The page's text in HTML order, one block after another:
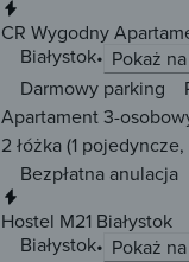
CR Wygodny
Białystok
Pokaż
Darmowy parking
Apartament 3-
2 łóżka(1
Bezpłatna anulacja
Hostel M21 Białystok
Białystok
Pokaż